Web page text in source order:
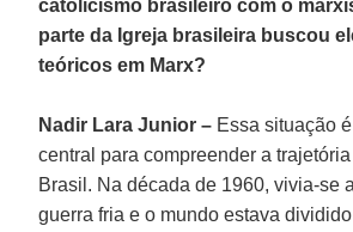
catolicismo brasileiro com o
parte da Igreja brasileira buscou
teóricos em Marx?
Nadir LaraJunior– Essa situação
central para compreender a
Brasil. Na década de 1960, vivia-se
guerra fria e o mundo estava